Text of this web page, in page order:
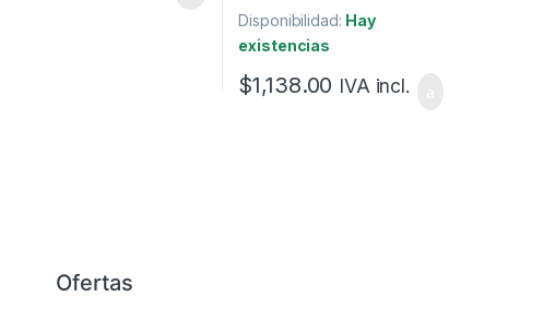
Disponibilidad: Hay
existencias
$1,138.00 IVA incl.
Ofertas